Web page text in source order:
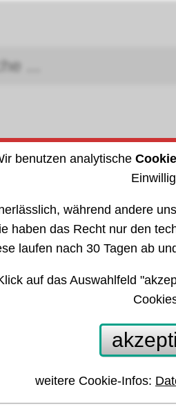
verschiedene Feilen
5tlg. 200mm
anderen Größen oder Varianten
benutzen analytische
während andere
haben das Recht nur den
laufen nach 30 Tagen ab
auf das Auswahlfeld
weitere Cookie-Infos: